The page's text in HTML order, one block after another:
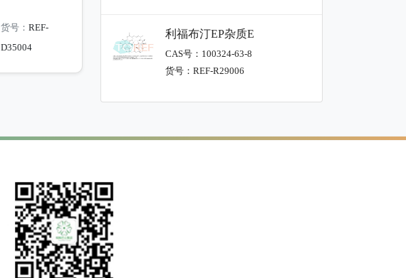
货号： REF-
D35004
利福布汀EP杂质E
CAS号：100324-63-8
货号：REF-R29006